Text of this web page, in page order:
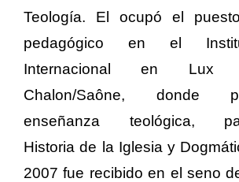
Teología. El ocupó el
pedagógico en el
Internacional en Lux
Chalon/Saône, donde
enseñanza teológica,
Historia de la Iglesia y
2007 fue recibido en el seno